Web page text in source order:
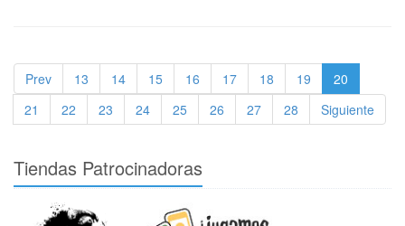
Prev 13 14 15 16 17 18 19
20
21
22 23 24 25 26 27 28 Siguiente
Tiendas Patrocinadoras